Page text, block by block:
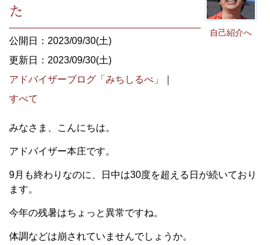
自己紹介へ
た
公開日：2023/09/30(土)
更新日：2023/09/30(土)
アドバイザーブログ「みちしるべ」
すべて
みなさま、こんにちは。
アドバイザー本庄です。
9月も終わりなのに、日中は30度を超える日が続いており
ます。
今年の残暑はちょっと異常ですね。
体調などは崩されていませんでしょうか。